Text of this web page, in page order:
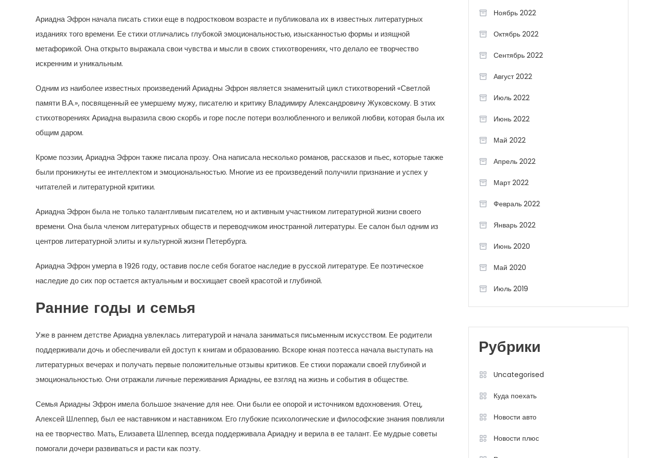
Ариадна Эфрон начала писать стихи еще в подростковом возрасте и публиковала их в известных литературных
изданиях того времени. Ее стихи отличались глубокой эмоциональностью, изысканностью формы и изящной
метафорикой. Она открыто выражала свои чувства и мысли в своих стихотворениях, что делало ее творчество
искренним и уникальным.
Одним из наиболее известных произведений Ариадны Эфрон является знаменитый цикл стихотворений «Светлой
памяти В.А.», посвященный ее умершему мужу, писателю и критику Владимиру Александровичу Жуковскому. В этих
стихотворениях Ариадна выразила свою скорбь и горе после потери возлюбленного и великой любви, которая была их
общим даром.
Кроме поэзии, Ариадна Эфрон также писала прозу. Она написала несколько романов, рассказов и пьес, которые также
были проникнуты ее интеллектом и эмоциональностью. Многие из ее произведений получили признание и успех у
читателей и литературной критики.
Ариадна Эфрон была не только талантливым писателем, но и активным участником литературной жизни своего
времени. Она была членом литературных обществ и переводчиком иностранной литературы. Ее салон был одним из
центров литературной элиты и культурной жизни Петербурга.
Ариадна Эфрон умерла в 1926 году, оставив после себя богатое наследие в русской литературе. Ее поэтическое
наследие до сих пор остается актуальным и восхищает своей красотой и глубиной.
Ранние годы и семья
Уже в раннем детстве Ариадна увлеклась литературой и начала заниматься письменным искусством. Ее родители
поддерживали дочь и обеспечивали ей доступ к книгам и образованию. Вскоре юная поэтесса начала выступать на
литературных вечерах и получать первые положительные отзывы критиков. Ее стихи поражали своей глубиной и
эмоциональностью. Они отражали личные переживания Ариадны, ее взгляд на жизнь и события в обществе.
Семья Ариадны Эфрон имела большое значение для нее. Они были ее опорой и источником вдохновения. Отец,
Алексей Шлеппер, был ее наставником и наставником. Его глубокие психологические и философские знания повлияли
на ее творчество. Мать, Елизавета Шлеппер, всегда поддерживала Ариадну и верила в ее талант. Ее мудрые советы
помогали дочери развиваться и расти как поэту.
Ноябрь 2022
Октябрь 2022
Сентябрь 2022
Август 2022
Июль 2022
Июнь 2022
Май 2022
Апрель 2022
Март 2022
Февраль 2022
Январь 2022
Июнь 2020
Май 2020
Июль 2019
Рубрики
Uncategorised
Куда поехать
Новости авто
Новости плюс